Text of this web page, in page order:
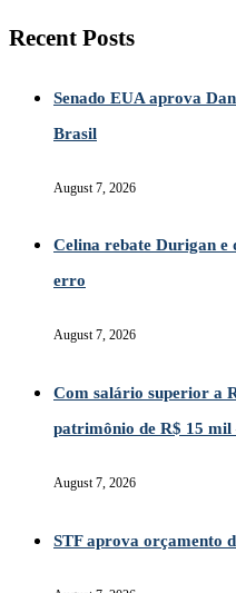
Recent Posts
Senado EUA aprova
Brasil
August 7, 2026
Celina rebate Durigan e
erro
August 7, 2026
Com salário superior a
patrimônio de R$ 15 mil
August 7, 2026
STF aprova orçamento